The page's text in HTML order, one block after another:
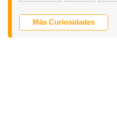
Más Curiosidades